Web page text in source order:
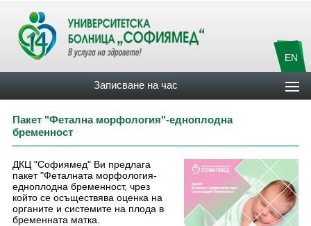
EN
Записване на час
Пакет "Фетална морфология"-едноплодна
бременност
ДКЦ "Софиямед" Ви предлага
пакет "Феталната морфология-
едноплодна бременност, чрез
който се осъществява оценка на
органите и системите на плода в
бременната матка.